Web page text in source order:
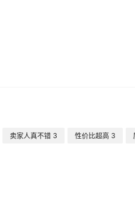
卖家人真不错 3 性价比超高 3